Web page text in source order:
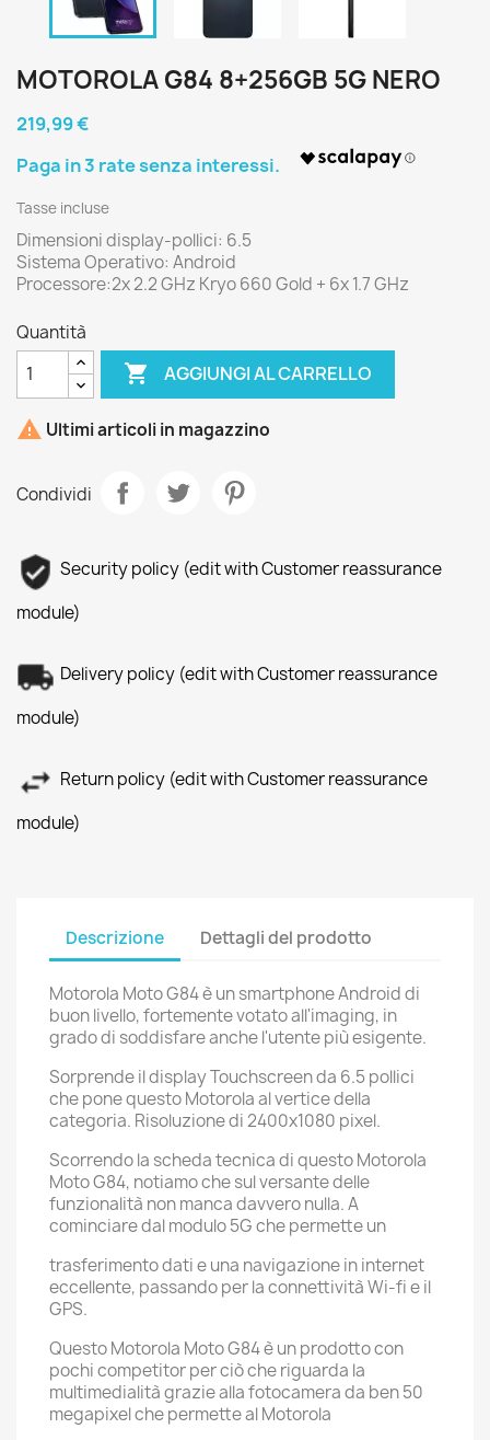
MOTOROLA G84 8+256GB 5G NERO
219,99 €
Tasse incluse
Dimensioni display-pollici: 6.5
Sistema Operativo: Android
Processore:2x 2.2 GHz Kryo 660 Gold + 6x 1.7 GHz
Quantità
 AGGIUNGI AL CARRELLO
 Ultimi articoli in magazzino
Condividi
Security policy (edit with Customer reassurance
module)
Delivery policy (edit with Customer reassurance
module)
Return policy (edit with Customer reassurance
module)
Descrizione Dettagli del prodotto
Motorola Moto G84 è un smartphone Android di
buon livello, fortemente votato all'imaging, in
grado di soddisfare anche l'utente più esigente.
Sorprende il display Touchscreen da 6.5 pollici
che pone questo Motorola al vertice della
categoria. Risoluzione di 2400x1080 pixel.
Scorrendo la scheda tecnica di questo Motorola
Moto G84, notiamo che sul versante delle
funzionalità non manca davvero nulla. A
cominciare dal modulo 5G che permette un
trasferimento dati e una navigazione in internet
eccellente, passando per la connettività Wi-fi e il
GPS.
Questo Motorola Moto G84 è un prodotto con
pochi competitor per ciò che riguarda la
multimedialità grazie alla fotocamera da ben 50
megapixel che permette al Motorola